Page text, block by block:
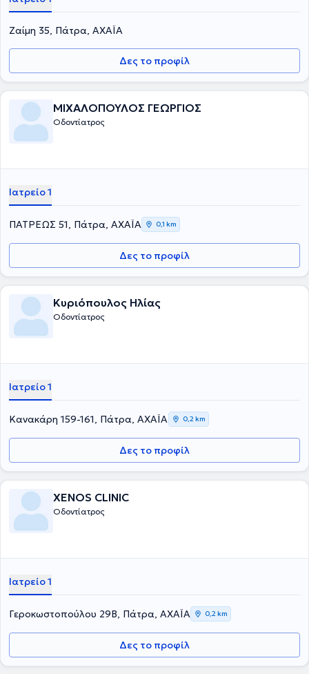
Ζαίμη 35, Πάτρα, ΑΧΑΪΑ
Δες το προφίλ
ΜΙΧΑΛΟΠΟΥΛΟΣ ΓΕΩΡΓΙΟΣ
Οδοντίατρος
Ιατρείο 1
ΠΑΤΡΕΩΣ 51, Πάτρα, ΑΧΑΪΑ 0,1 km
Δες το προφίλ
Κυριόπουλος Ηλίας
Οδοντίατρος
Ιατρείο 1
Κανακάρη 159-161, Πάτρα, ΑΧΑΪΑ 0,2 km
Δες το προφίλ
XENOS CLINIC
Οδοντίατρος
Ιατρείο 1
Γεροκωστοπούλου 29Β, Πάτρα, ΑΧΑΪΑ 0,2 km
Δες το προφίλ